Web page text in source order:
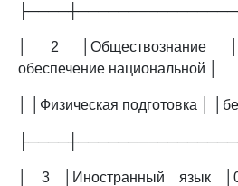
│ 2 │Обществознание
обеспечение национальной │
│ │Физическая подготовка │
│ 3 │Иностранный язык